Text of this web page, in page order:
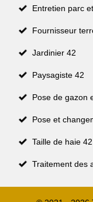
Entretien parc
Fournisseur
Jardinier 42
Paysagiste 42
Pose de gazon
Pose et
Taille de haie 42
Traitement des